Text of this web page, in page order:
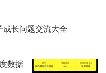
长问题交流大全
数据